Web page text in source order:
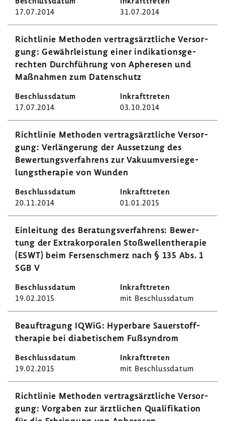
17.07.2014 31.07.2014
Richt­linie Methoden vertrags­ärzt­liche Versor­
gung: Gewähr­leis­tung einer indi­ka­ti­ons­ge­
rechten Durch­füh­rung von Aphe­resen und
Maßnahmen zum Daten­schutz
17.07.2014 03.10.2014
Richt­linie Methoden vertrags­ärzt­liche Versor­
gung: Verlän­ge­rung der Ausset­zung des
Bewer­tungs­ver­fah­rens zur Vaku­um­ver­sie­ge­
lungs­the­rapie von Wunden
20.11.2014 01.01.2015
Einlei­tung des Bera­tungs­ver­fah­rens: Bewer­
tung der Extra­kor­po­ralen Stoß­wel­len­the­rapie
(ESWT) beim Fersen­schmerz nach § 135 Abs. 1
SGB V
19.02.2015 mit Beschluss­datum
Beauf­tra­gung IQWiG: Hyper­bare Sauer­stoff­
the­rapie bei diabe­ti­schem Fußsyn­drom
19.02.2015 mit Beschluss­datum
Richt­linie Methoden vertrags­ärzt­liche Versor­
gung: Vorgaben zur ärzt­li­chen Quali­fi­ka­tion